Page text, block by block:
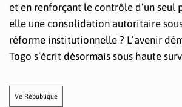
et en renforçant le contrôle d’un seul
elle une consolidation autoritaire
réforme institutionnelle ? L’avenir
Togo s’écrit désormais sous haute
Ve République